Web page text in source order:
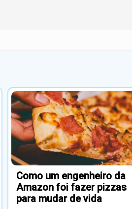
Como um engenheiro da
Amazon foi fazer pizzas
para mudar de vida
Novembro 28, 2024
As pessoas preocupam-se, cada
vez mais, com o equilíbrio entre as
suas vidas pessoal e profissional e,
por isso, estão a mudar de vida.